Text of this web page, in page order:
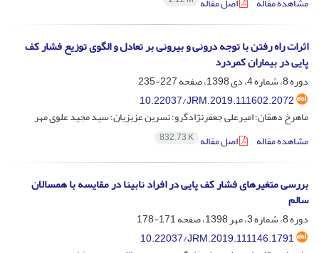
اثرات راه رفتن با توجه درونی و بیرونی بر تعادل و الگوی توزیع فشار کف
پایی در بیماران کمردرد
دوره 8، شماره 4، دی 1398، صفحه
227-235
10.22037/JRM.2019.111602.2072
ماهرخ دهقان؛ امیرعلی جعفرنژادگرو؛ نسرین عزیزیان؛ سید مجید علوی مهر
مشاهده مقاله
اصل مقاله 832.73 K
بررسی متغیرهای فشار کف پایی در افراد نابینا در مقایسه با همسالان
سالم
دوره 8، شماره 3، مهر 1398، صفحه
171-178
10.22037/JRM.2019.111146.1791